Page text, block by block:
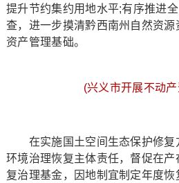
提升节约集约用地水平;有序推进
查，进一步摸清黔西南州自然资
资产管理基础。
(兴义市开展不动
在实施国土空间生态保护修复
环境治理恢复主体责任，督促在
复治理基金，因地制宜制定年度